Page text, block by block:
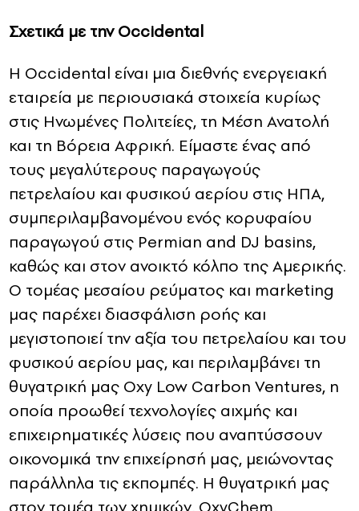
Σχετικά με την Occidental
Η Occidental είναι μια διεθνής ενεργειακή
εταιρεία με περιουσιακά στοιχεία κυρίως
στις Ηνωμένες Πολιτείες, τη Μέση Ανατολή
και τη Βόρεια Αφρική. Είμαστε ένας από
τους μεγαλύτερους παραγωγούς
πετρελαίου και φυσικού αερίου στις ΗΠΑ,
συμπεριλαμβανομένου ενός κορυφαίου
παραγωγού στις Permian and DJ basins,
καθώς και στον ανοικτό κόλπο της Αμερικής.
Ο τομέας μεσαίου ρεύματος και marketing
μας παρέχει διασφάλιση ροής και
μεγιστοποιεί την αξία του πετρελαίου και του
φυσικού αερίου μας, και περιλαμβάνει τη
θυγατρική μας Oxy Low Carbon Ventures, η
οποία προωθεί τεχνολογίες αιχμής και
επιχειρηματικές λύσεις που αναπτύσσουν
οικονομικά την επιχείρησή μας, μειώνοντας
παράλληλα τις εκπομπές. Η θυγατρική μας